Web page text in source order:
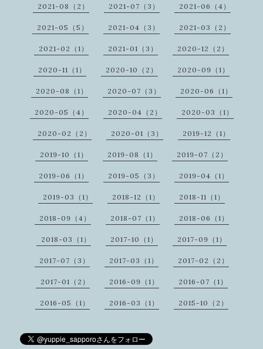
2021-08（2） 2021-07（3） 2021-06（4）
2021-05（5） 2021-04（3） 2021-03（2）
2021-02（1） 2021-01（3） 2020-12（2）
2020-11（1） 2020-10（2） 2020-09（1）
2020-08（1） 2020-07（3） 2020-06（1）
2020-05（4） 2020-04（2） 2020-03（1）
2020-02（2） 2020-01（3） 2019-12（1）
2019-10（1） 2019-08（1） 2019-07（2）
2019-06（1） 2019-05（3） 2019-04（1）
2019-03（1） 2018-12（1） 2018-11（1）
2018-09（4） 2018-07（1） 2018-06（1）
2018-03（1） 2017-10（1） 2017-09（1）
2017-07（3） 2017-03（1） 2017-02（2）
2017-01（2） 2016-09（1） 2016-07（1）
2016-05（1） 2016-03（1） 2015-10（2）